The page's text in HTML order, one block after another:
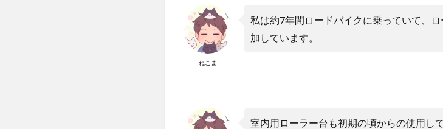
ねこま
私は約7年間ロードバイクに乗っていて、
加しています。
室内用ローラー台も初期の頃からの使用し